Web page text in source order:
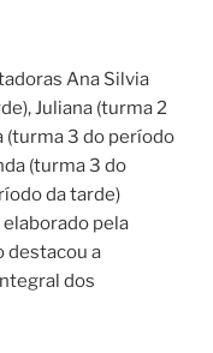
Ana Silvia
Juliana (turma 2
(turma 3 do período
(turma 3 do
da tarde)
pela
destacou a
dos